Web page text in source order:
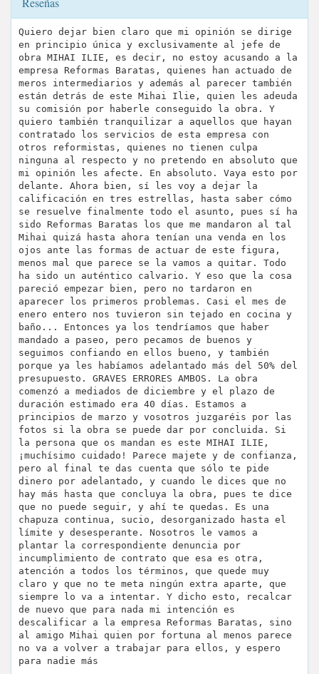
Quiero dejar bien claro que mi opinión se dirige
en principio única y exclusivamente al jefe de
obra MIHAI ILIE, es decir, no estoy acusando a la
empresa Reformas Baratas, quienes han actuado de
meros intermediarios y además al parecer también
están detrás de este Mihai Ilie, quien les adeuda
su comisión por haberle conseguido la obra. Y
quiero también tranquilizar a aquellos que hayan
contratado los servicios de esta empresa con
otros reformistas, quienes no tienen culpa
ninguna al respecto y no pretendo en absoluto que
mi opinión les afecte. En absoluto. Vaya esto por
delante. Ahora bien, sí les voy a dejar la
calificación en tres estrellas, hasta saber cómo
se resuelve finalmente todo el asunto, pues sí ha
sido Reformas Baratas los que me mandaron al tal
Mihai quizá hasta ahora tenían una venda en los
ojos ante las formas de actuar de este figura,
menos mal que parece se la vamos a quitar. Todo
ha sido un auténtico calvario. Y eso que la cosa
pareció empezar bien, pero no tardaron en
aparecer los primeros problemas. Casi el mes de
enero entero nos tuvieron sin tejado en cocina y
baño... Entonces ya los tendríamos que haber
mandado a paseo, pero pecamos de buenos y
seguimos confiando en ellos bueno, y también
porque ya les habíamos adelantado más del 50% del
presupuesto. GRAVES ERRORES AMBOS. La obra
comenzó a mediados de diciembre y el plazo de
duración estimado era 40 días. Estamos a
principios de marzo y vosotros juzgaréis por las
fotos si la obra se puede dar por concluida. Si
la persona que os mandan es este MIHAI ILIE,
¡muchísimo cuidado! Parece majete y de confianza,
pero al final te das cuenta que sólo te pide
dinero por adelantado, y cuando le dices que no
hay más hasta que concluya la obra, pues te dice
que no puede seguir, y ahí te quedas. Es una
chapuza continua, sucio, desorganizado hasta el
límite y desesperante. Nosotros le vamos a
plantar la correspondiente denuncia por
incumplimiento de contrato que esa es otra,
atención a todos los términos, que quede muy
claro y que no te meta ningún extra aparte, que
siempre lo va a intentar. Y dicho esto, recalcar
de nuevo que para nada mi intención es
descalificar a la empresa Reformas Baratas, sino
al amigo Mihai quien por fortuna al menos parece
no va a volver a trabajar para ellos, y espero
para nadie más